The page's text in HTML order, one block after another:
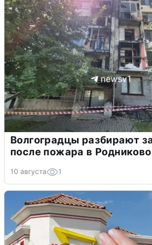
Волгоградцы разбирают
после пожара в
10 августа 1